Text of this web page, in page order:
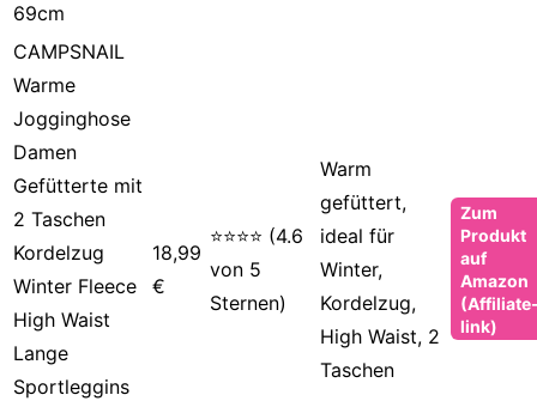
69cm
CAMPSNAIL
Warme
Jogginghose
Damen
Gefütterte mit
2 Taschen
Kordelzug
Winter Fleece
High Waist
Lange
Sportleggins
18,99
€
⭐⭐⭐⭐ (4.6
von 5
Sternen)
Warm
gefüttert,
ideal für
Winter,
Kordelzug,
High Waist, 2
Taschen
Zum
Produkt
auf
Amazon
link)